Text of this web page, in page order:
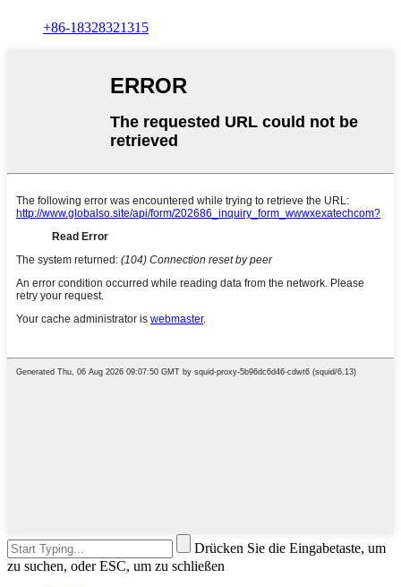
+86-18328321315
Drücken Sie die Eingabetaste, um
zu suchen, oder ESC, um zu schließen